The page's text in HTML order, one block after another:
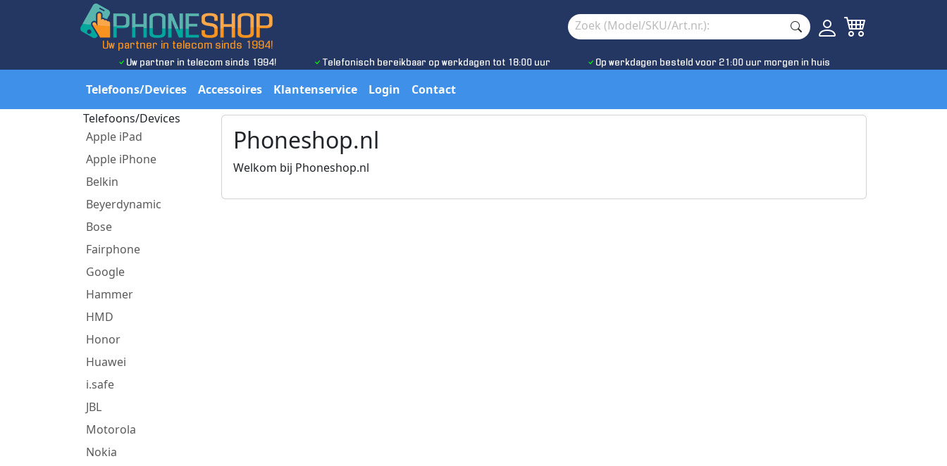
Uw partner in telecom sinds 1994!
Uw partner in telecom sinds 1994! Telefonisch bereikbaar op werkdagen tot 18:00 uur Op werkdagen besteld voor 21:00 uur morgen in huis
Telefoons/Devices Accessoires Klantenservice Login
Contact
Telefoons/Devices
Apple iPad
Apple iPhone
Belkin
Beyerdynamic
Bose
Fairphone
Google
Hammer
HMD
Honor
Huawei
i.safe
JBL
Motorola
Nokia
Phoneshop.nl
Welkom bij Phoneshop.nl